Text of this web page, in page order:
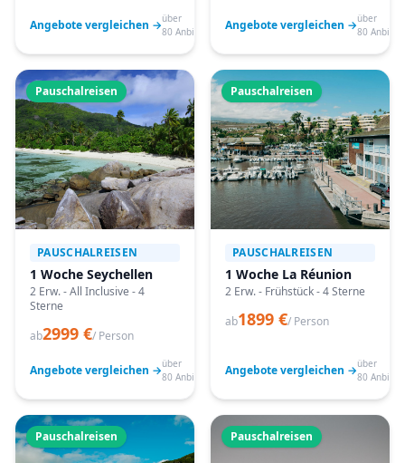
Angebote vergleichen →über
80 Anbieter
Angebote vergleichen →über
80
Pauschalreisen
PAUSCHALREISEN
1 Woche Seychellen
2 Erw. - All Inclusive - 4
Sterne
ab2999 €/ Person
Angebote vergleichen →über
80 Anbieter
Pauschalreisen
PAUSCHALREISEN
1 Woche La Réunion
2 Erw. - Frühstück - 4 Sterne
ab1899 €/ Person
Angebote vergleichen →über
80
Pauschalreisen Pauschalreisen